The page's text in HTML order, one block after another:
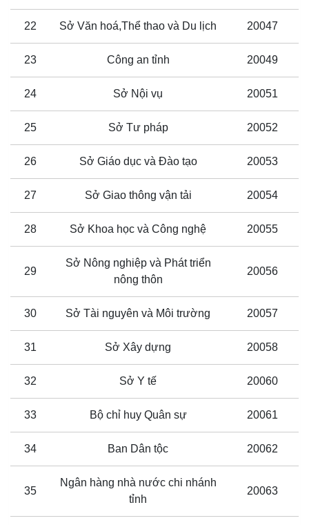
22 Sở Văn hoá,Thể thao và Du lịch 20047
23 Công an tỉnh 20049
24 Sở Nội vụ 20051
25 Sở Tư pháp 20052
26 Sở Giáo dục và Đào tạo 20053
27 Sở Giao thông vận tải 20054
28 Sở Khoa học và Công nghệ 20055
29
Sở Nông nghiệp và Phát triển
nông thôn
20056
30 Sở Tài nguyên và Môi trường 20057
31 Sở Xây dựng 20058
32 Sở Y tế 20060
33 Bộ chỉ huy Quân sự 20061
34 Ban Dân tộc 20062
35
Ngân hàng nhà nước chi nhánh
tỉnh
20063